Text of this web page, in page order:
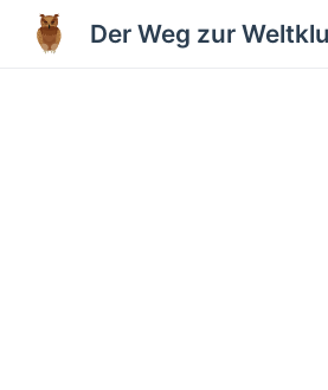
Der Weg zur